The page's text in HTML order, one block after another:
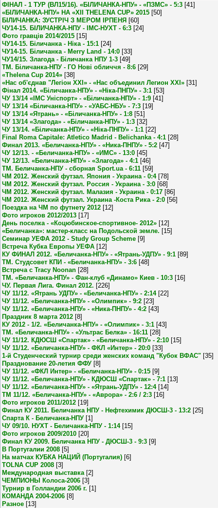
ФІНАЛ - 1 ТУР (ВЛ15/16). «БІЛИЧАНКА-НПУ» - «ПЗМС» - 5:3 [41]
«БІЛИЧАНКА-НПУ» НА «XII THELENA CUP» 2015 [50]
БІЛИЧАНКА: ЗУСТРІЧ З МЕРОМ ІРПЕНЯ [60]
ЧУ14-15. БІЛИЧАНКА-НПУ - ІМС-НУХТ - 6:3 [24]
Фото гравців 2014/2015 [15]
ЧУ14-15. Біличанка - Ніка - 15:1 [24]
ЧУ14-15. Біличанка - Merry Land - 14:0 [33]
ЧУ14/15. Злагода - Біличанка НПУ 1-3 [49]
ТМ. Біличанка-НПУ - ГО Нові обличчя - 8:6 [29]
«Thelena Cup 2014» [38]
«Нас об'єднав "Легіон XXI» - «Нас объединил Легион XXI» [31]
Фінал 2014. «Біличанка-НПУ» - «Ніка-ПНПУ» - 3:1 [53]
ЧУ 13/14 «ІМС Уніспорт» - «Біличанка-НПУ» - 1:9 [41]
ЧУ 13/14 «Біличанка-НПУ» - «УАБС-НБУ» - 7:3 [19]
ЧУ 13/14 «Ятрань» - «Біличанка-НПУ» - 1:8 [51]
ЧУ 13/14 «Злагода» - «Біличанка-НПУ» - 1:3 [32]
ЧУ 13/14. «Біличанка-НПУ» - «Ніка-ПНПУ» - 1:1 [22]
Final Roma Capitale: Atletico Madrid - Belichanka - 4:1 [28]
Финал 2013. «Беличанка-НПУ» - «Ника-ПНПУ» - 5:2 [47]
ЧУ 12/13. - «Беличанка-НПУ» - «ИМС» - 13:0 [45]
ЧУ 12/13. «Беличанка-НПУ» - «Злагода» - 4:1 [46]
ТМ. Беличанка-НПУ - сборная Sport.ua - 6:11 [59]
ЧМ 2012. Женский футзал. Япония - Украина - 0:4 [78]
ЧМ 2012. Женский футзал. Россия - Украина - 3:0 [68]
ЧМ 2012. Женский футзал. Малазия - Украина - 0:17 [86]
ЧМ 2012. Женский футзал. Украина -Коста Рика - 2:0 [56]
Поездка на ЧМ по футнету 2012 [12]
Фото игроков 2012/2013 [17]
День поселка - «Коцюбинское-спортивное- 2012» [12]
«Беличанка»: мастер-класс на Подольской земле. [15]
Семинар УЕФА 2012 - Study Group Scheme [9]
Встреча Кубка Европы УЕФА [12]
КУ ФИНАЛ 2012. «Беличанка-НПУ» - «Ятрань-УДПУ» - 9:1 [89]
ТМ. Студсовет КПИ - «Беличанка-НПУ» - 3:6 [48]
Встреча с Tracy Noonan [28]
ТМ. «Беличанка-НПУ» - Фан-клуб «Динамо» Киев - 10:3 [16]
ЧУ. Первая Лига. Финал 2012. [226]
ЧУ 11/12. «Ятрань УДПУ» - «Беличанка-НПУ» - 2:14 [22]
ЧУ 11/12. «Беличанка-НПУ» - «Олимпик» - 9:2 [23]
ЧУ 11/12. «Беличанка-НПУ» - «Ника-ПНПУ» - 4:2 [43]
Праздник 8 марта 2012 [8]
КУ 2012 - 1/2. «Беличанка-НПУ» - «Олимпик» - 3:1 [43]
ТМ. «Беличанка-НПУ» - «Ультрас Белка» - 16:11 [28]
ЧУ 11/12. КДЮСШ «Спартак» - «Беличанка-НПУ» - 2:10 [15]
ЧУ 11/12. «Беличанка-НПУ» - ФКЛ «Интер» - 20:0 [33]
1-й Студенческий турнир среди женских команд "Кубок ВФАС" [35]
Празднование 20-летия ФФУ [8]
ЧУ 11/12. «ФКЛ Интер» - «Беличанка-НПУ» - 0:15 [9]
ЧУ 11/12. «Беличанка-НПУ» - КДЮСШ «Спартак» - 7:1 [13]
ЧУ 11/12. «Беличанка-НПУ» - «Ятрань-УДПУ» - 12:4 [14]
ТМ 11/12. «Беличанка-НПУ» - «Аврора» - 2:6 / 2:3 [16]
Фото игроков 2011/2012 [19]
Финал КУ 2011. Беличанка НПУ - Нефтехимик ДЮСШ-3 - 13:2 [25]
Спарта К - Беличанка-НПУ [1]
ЧУ 09/10. НУХТ - Беличанка-НПУ - 1:14 [15]
Фото игроков 2009/2010 [20]
Финал КУ 2009. Беличанка НПУ - ДЮСШ-3 - 9:3 [9]
В Португалии 2008 [5]
На матчах КУБКА НАЦИЙ (Португалия) [6]
TOLNA CUP 2008 [3]
Международная выставка [2]
ЧЕМПИОНЫ Колоса-2006 [3]
Турнир в Голландии 2006 г. [1]
КОМАНДА 2004-2006 [8]
Разное [13]